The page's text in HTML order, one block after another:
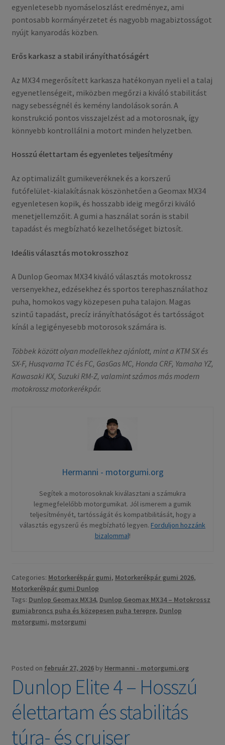
egyenletesebb nyomáseloszlást eredményez, ami
pontosabb kormányérzetet és nagyobb magabiztosságot
nyújt kanyarodás közben.
Erős karkasz a stabil irányíthatóságért
Az MX34 megerősített karkasza hatékonyan nyeli el a talaj
egyenetlenségeit, miközben megőrzi a kiváló stabilitást
nagy sebességnél és kemény landolások során. A
konstrukció pontos visszajelzést ad a motorosnak, így
könnyebb kontrollálni a motort minden helyzetben.
Hosszú élettartam és egyenletes teljesítmény
Az optimalizált gumikeveréknek és a korszerű
futófelület-kialakításnak köszönhetően a Geomax MX34
egyenletesen kopik, és hosszabb ideig megőrzi kiváló
menetjellemzőit. A gumi a használat során is stabil
tapadást és megbízható kezelhetőséget biztosít.
Ideális választás motokrosszhoz
A Dunlop Geomax MX34 kiváló választás motokrossz
versenyekhez, edzésekhez és sportos terephasználathoz
puha, homokos vagy közepesen puha talajon. Magas
szintű tapadást, precíz irányíthatóságot és tartósságot
kínál a legigényesebb motorosok számára is.
Többek között olyan modellekhez ajánlott, mint a KTM SX és
SX-F, Husqvarna TC és FC, GasGas MC, Honda CRF, Yamaha YZ,
Kawasaki KX, Suzuki RM-Z, valamint számos más modern
motokrossz motorkerékpár.
Hermanni - motorgumi.org
Segítek a motorosoknak kiválasztani a számukra
legmegfelelőbb motorgumikat. Jól ismerem a gumik
teljesítményét, tartósságát és kompatibilitását, hogy a
választás egyszerű és megbízható legyen. Forduljon hozzánk
bizalommal!
Categories: Motorkerékpár gumi, Motorkerékpár gumi 2026,
Motorkerékpár gumi Dunlop
Tags: Dunlop Geomax MX34, Dunlop Geomax MX34 – Motokrossz
gumiabroncs puha és közepesen puha terepre, Dunlop
motorgumi, motorgumi
Posted on február 27, 2026 by Hermanni - motorgumi.org
Dunlop Elite 4 – Hosszú
élettartam és stabilitás
túra- és cruiser